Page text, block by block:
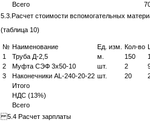
Всего
5.3.Расчет стоимости вспомогательных
(таблица 10)
№ Наименование Ед. изм. Кол-во
1
Труба Д-2,5 м. 150
2
Муфта СЭФ 3х50-10 шт. 2
3
Наконечники АL-240-20-22 шт. 20
Итого
НДС (13%)
Всего
5.4 Расчет зарплаты